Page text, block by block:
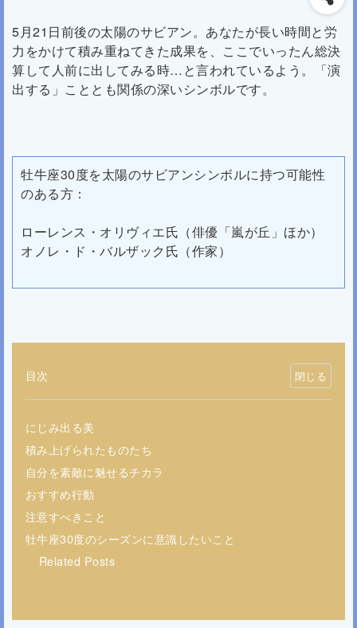
5月21日前後の太陽のサビアン。あなたが長い時間と労
力をかけて積み重ねてきた成果を、ここでいったん総決
算して人前に出してみる時…と言われているよう。「演
出する」こととも関係の深いシンボルです。
牡牛座30度を太陽のサビアンシンボルに持つ可能性
のある方：
ローレンス・オリヴィエ氏（俳優「嵐が丘」ほか）
オノレ・ド・バルザック氏（作家）
目次
にじみ出る美
積み上げられたものたち
自分を素敵に魅せるチカラ
おすすめ行動
注意すべきこと
牡牛座30度のシーズンに意識したいこと
Related Posts